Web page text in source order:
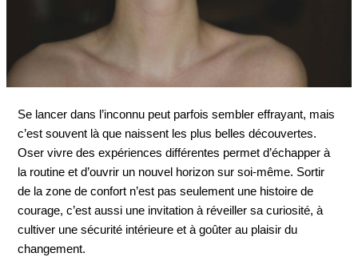
Se lancer dans l’inconnu peut parfois sembler effrayant, mais
c’est souvent là que naissent les plus belles découvertes.
Oser vivre des expériences différentes permet d’échapper à
la routine et d’ouvrir un nouvel horizon sur soi-même. Sortir
de la zone de confort n’est pas seulement une histoire de
courage, c’est aussi une invitation à réveiller sa curiosité, à
cultiver une sécurité intérieure et à goûter au plaisir du
changement.